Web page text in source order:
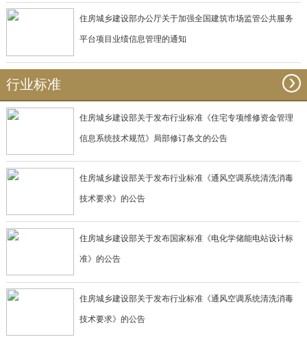
住房城乡建设部办公厅关于加强全国建筑市场监管公共服务
平台项目业绩信息管理的通知
行业标准
住房城乡建设部关于发布行业标准《住宅专项维修资金管理
信息系统技术规范》局部修订条文的公告
住房城乡建设部关于发布行业标准《通风空调系统清洗消毒
技术要求》的公告
住房城乡建设部关于发布国家标准《电化学储能电站设计标
准》的公告
住房城乡建设部关于发布行业标准《通风空调系统清洗消毒
技术要求》的公告